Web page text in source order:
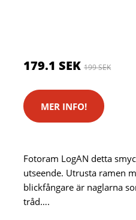
179.1 SEK 199 SEK
MER INFO!
Fotoram LogAN detta
utseende. Utrusta ramen
blickfångare är naglarna
tråd….